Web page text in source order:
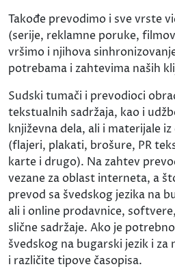
Takođe prevodimo i sve vrste
(serije, reklamne poruke,
vršimo i njihova
potrebama i zahtevima naših
Sudski tumači i prevodioci
tekstualnih sadržaja, kao i
književna dela, ali i materijale
(flajeri, plakati, brošure, PR
karte i drugo). Na zahtev
vezane za oblast interneta, a
prevod sa švedskog jezika na
ali i online prodavnice,
slične sadržaje. Ako je
švedskog na bugarski jezik i za
i različite tipove časopisa.